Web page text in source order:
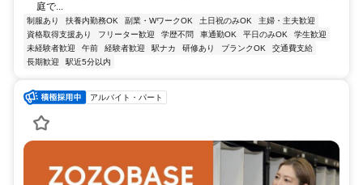
庭で...
制服あり 扶養内勤務OK 副業・WワークOK 土日祝のみOK
主婦・主夫歓迎
資格取得支援あり
フリーター歓迎 学歴不問 車通勤OK 平日のみOK
学生歓迎
未経験者歓迎
午前 経験者歓迎 駅ナカ 研修あり ブランクOK
交通費支給
長期歓迎
駅近5分以内
アルバイト・パート